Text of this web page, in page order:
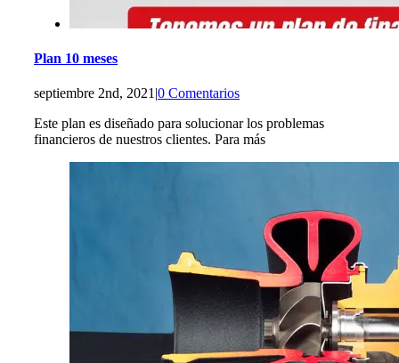
Plan 10 meses
septiembre 2nd, 2021 |0 Comentarios
Este plan es diseñado para solucionar los problemas
financieros de nuestros clientes. Para más